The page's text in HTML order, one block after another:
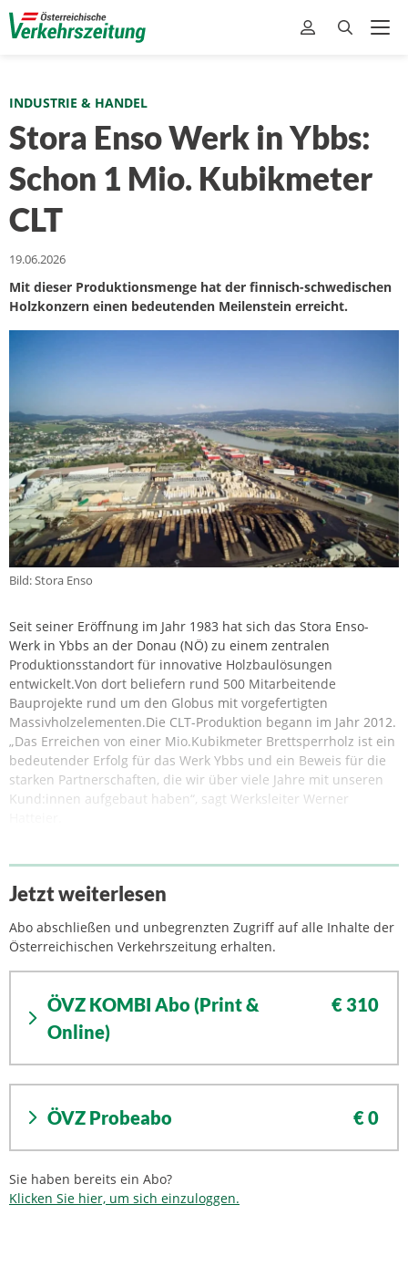
INDUSTRIE & HANDEL
Stora Enso Werk in Ybbs:
Schon 1 Mio. Kubikmeter
CLT
19.06.2026
Mit dieser Produktionsmenge hat der finnisch-schwedischen
Holzkonzern einen bedeutenden Meilenstein erreicht.
Bild: Stora Enso
Seit seiner Eröffnung im Jahr 1983 hat sich das Stora Enso-
Werk in Ybbs an der Donau (NÖ) zu einem zentralen
Produktionsstandort für innovative Holzbaulösungen
entwickelt.Von dort beliefern rund 500 Mitarbeitende
Bauprojekte rund um den Globus mit vorgefertigten
Massivholzelementen.Die CLT-Produktion begann im Jahr 2012.
„Das Erreichen von einer Mio.Kubikmeter Brettsperrholz ist ein
bedeutender Erfolg für das Werk Ybbs und ein Beweis für die
starken Partnerschaften, die wir über viele Jahre mit unseren
Kund:innen aufgebaut haben“, sagt Werksleiter Werner
Jetzt weiterlesen
Abo abschließen und unbegrenzten Zugriff auf alle Inhalte der
Österreichischen Verkehrszeitung erhalten.
ÖVZ KOMBI Abo (Print &
Online)
€ 310
ÖVZ Probeabo € 0
Sie haben bereits ein Abo?
Klicken Sie hier, um sich einzuloggen.